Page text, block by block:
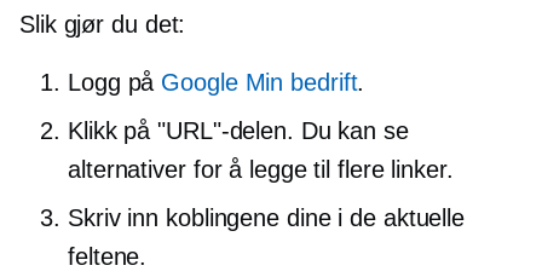
Slik gjør du det:
Logg på Google Min bedrift.
Klikk på "URL"-delen. Du kan se
alternativer for å legge til flere linker.
Skriv inn koblingene dine i de aktuelle
feltene.